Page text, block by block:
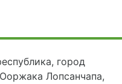
город
Лопсанчапа,